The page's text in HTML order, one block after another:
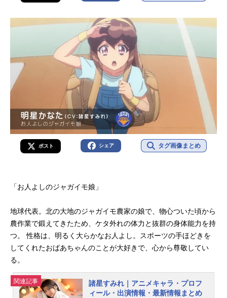
ポスト シェア タグ画像まとめ
「お人よしのジャガイモ娘」
地球代表。北の大地のジャガイモ農家の娘で、物心ついた頃から
農作業で鍛えてきたため、ケタ外れの体力と抜群の身体能力を持
つ。 性格は、明るく大らかなお人よし。スポーツの手ほどきを
してくれたおばあちゃんのことが大好きで、心から尊敬してい
る。
関連記事
諸星すみれ｜アニメキャラ・プロフ
ィール・出演情報・最新情報まとめ